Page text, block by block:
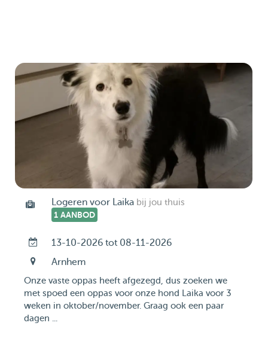
Logeren voor Laika bij jou thuis
1 AANBOD
13-10-2026 tot 08-11-2026
Arnhem
Onze vaste oppas heeft afgezegd, dus zoeken we
met spoed een oppas voor onze hond Laika voor 3
weken in oktober/november. Graag ook een paar
dagen ...